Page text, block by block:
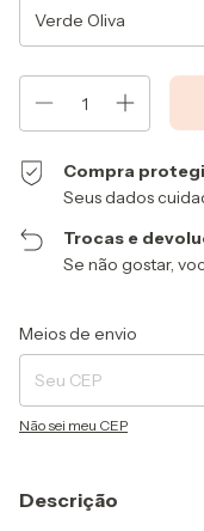
Compra
Seus dados
Trocas e
Se não gostar,
Entregas para o CEP:
Meios de envio
Não sei meu CEP
Descrição